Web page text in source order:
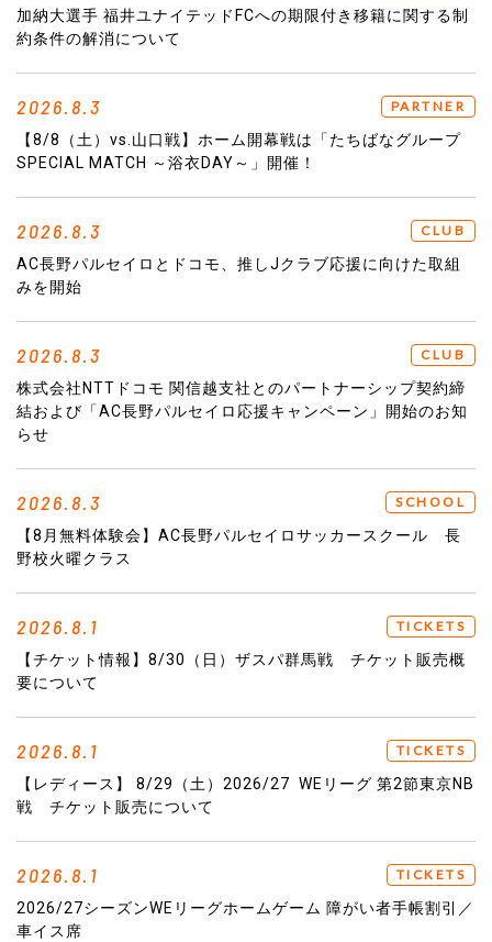
加納大選手 福井ユナイテッドFCへの期限付き移籍に関する制
約条件の解消について
2026.8.3 PARTNER
【8/8（土）vs.山口戦】ホーム開幕戦は「たちばなグループ
SPECIAL MATCH ～浴衣DAY～」開催！
2026.8.3 CLUB
AC長野パルセイロとドコモ、推しJクラブ応援に向けた取組
みを開始
2026.8.3 CLUB
株式会社NTTドコモ 関信越支社とのパートナーシップ契約締
結および「AC長野パルセイロ応援キャンペーン」開始のお知
らせ
2026.8.3 SCHOOL
【8月無料体験会】AC長野パルセイロサッカースクール 長
野校火曜クラス
2026.8.1 TICKETS
【チケット情報】8/30（日）ザスパ群馬戦 チケット販売概
要について
2026.8.1 TICKETS
【レディース】 8/29（土）2026/27 WEリーグ 第2節東京NB
戦 チケット販売について
2026.8.1 TICKETS
2026/27シーズンWEリーグホームゲーム 障がい者手帳割引／
車イス席